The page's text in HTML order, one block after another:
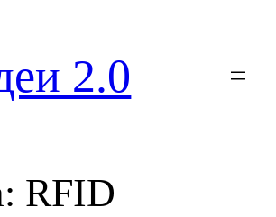
2.0
RFID